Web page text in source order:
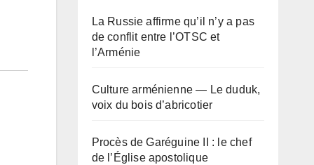
La Russie affirme qu’il n’y a pas
de conflit entre l’OTSC et
l’Arménie
Culture arménienne — Le duduk,
voix du bois d’abricotier
Procès de Garéguine II : le chef
de l’Église apostolique